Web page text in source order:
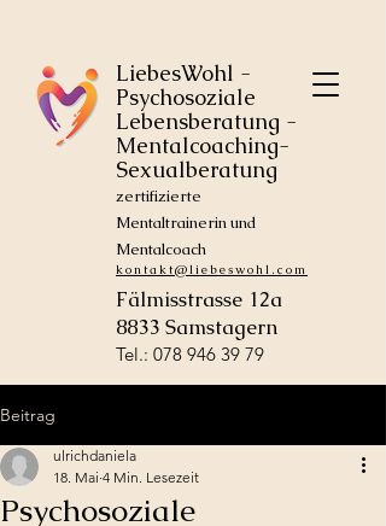
kontakt@liebeswohl.com
LiebesWohl -
Psychosoziale
Lebensberatung -
Mentalcoaching-
Sexualberatung
zertifizierte
Mentaltrainerin und
Mentalcoach
Tel.: 078 946 39 79
Fälmisstrasse 12a
8833 Samstagern
Beitrag
Psychosoziale
ulrichdaniela
18. Mai 4 Min. Lesezeit